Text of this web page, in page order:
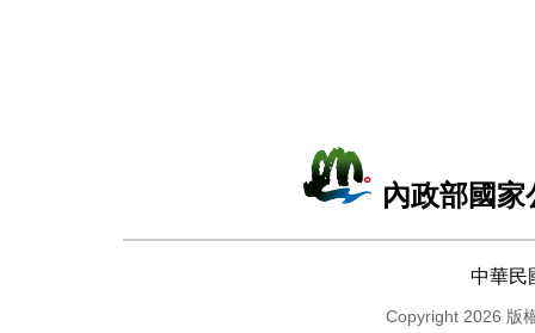
內政部國
中華民
Copyright 2026 版